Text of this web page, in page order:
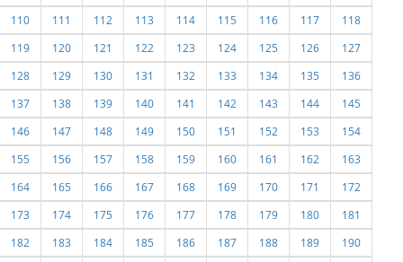
110
111 112 113 114 115 116 117
118
119
120 121 122 123 124 125 126
127
128
129 130 131 132 133 134 135
136
137
138 139 140 141 142 143 144
145
146
147 148 149 150 151 152 153
154
155
156 157 158 159 160 161 162
163
164
165 166 167 168 169 170 171
172
173
174 175 176 177 178 179 180
181
182
183 184 185 186 187 188 189
190